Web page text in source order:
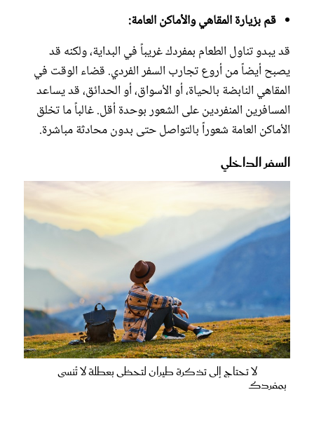
قم بزيارة المقاهي والأماكن العامة:
قد يبدو تناول الطعام بمفردك غريباً في البداية، ولكنه قد
يصبح أيضاً من أروع تجارب السفر الفردي. قضاء الوقت في
المقاهي النابضة بالحياة، أو الأسواق، أو الحدائق، قد يساعد
المسافرين المنفردين على الشعور بوحدة أقل. غالباً ما تخلق
الأماكن العامة شعوراً بالتواصل حتى بدون محادثة مباشرة.
السفر الداخلي
لا تحتاج إلى تذكرة طيران لتحظى بعطلة لا تُنسى
بمفردك